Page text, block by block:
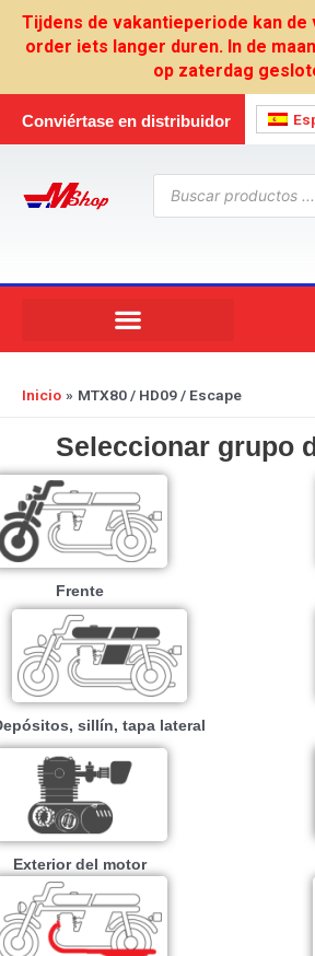
Tijdens de vakantieperiode kan de
order iets langer duren. In de
op zaterdag
Conviértase en distribuidor
Búsqueda
productos
Inicio MTX80 / HD09 / Escape
Seleccionar grupo
Frente
sillín, tapa lateral
Exterior del motor